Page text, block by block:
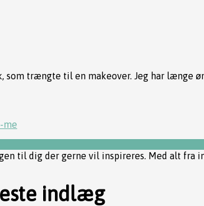
trængte til en makeover. Jeg har længe
til dig der gerne vil inspireres. Med alt fra
indlæg